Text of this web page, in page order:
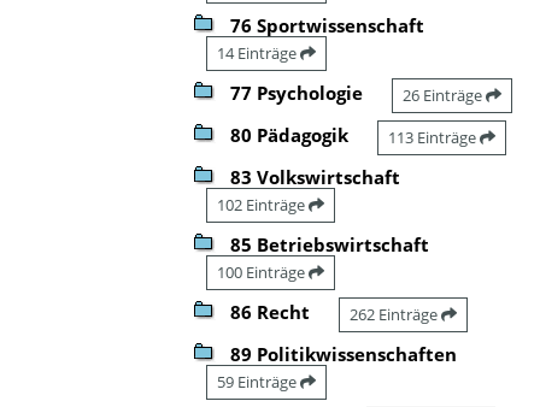
76 Sportwissenschaft
14 Einträge
77 Psychologie 26 Einträge
80 Pädagogik 113 Einträge
83 Volkswirtschaft
102 Einträge
85 Betriebswirtschaft
100 Einträge
86 Recht 262 Einträge
89 Politikwissenschaften
59 Einträge